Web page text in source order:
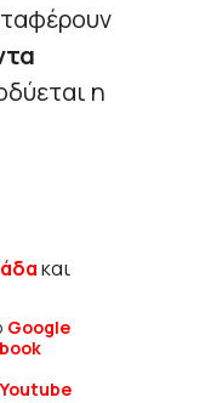
η
και
Google
Youtube